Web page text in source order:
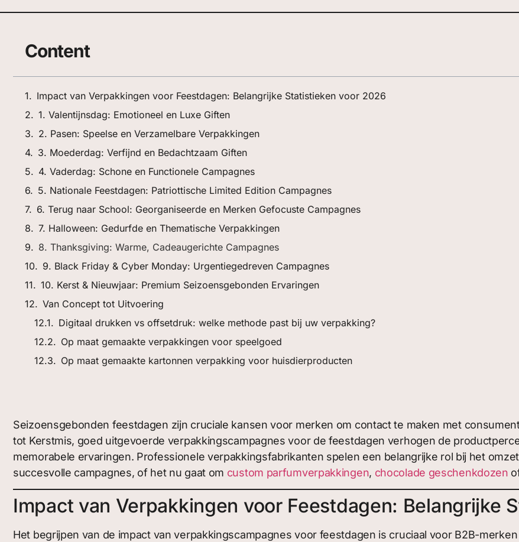
Content
Impact van Verpakkingen voor Feestdagen: Belangrijke Statistieken voor 2026
1. Valentijnsdag: Emotioneel en Luxe Giften
2. Pasen: Speelse en Verzamelbare Verpakkingen
3. Moederdag: Verfijnd en Bedachtzaam Giften
4. Vaderdag: Schone en Functionele Campagnes
5. Nationale Feestdagen: Patriottische Limited Edition Campagnes
6. Terug naar School: Georganiseerde en Merken Gefocuste Campagnes
7. Halloween: Gedurfde en Thematische Verpakkingen
8. Thanksgiving: Warme, Cadeaugerichte Campagnes
9. Black Friday & Cyber Monday: Urgentiegedreven Campagnes
10. Kerst & Nieuwjaar: Premium Seizoensgebonden Ervaringen
Van Concept tot Uitvoering
Digitaal drukken vs offsetdruk: welke methode past bij uw verpakking?
Op maat gemaakte verpakkingen voor speelgoed
Op maat gemaakte kartonnen verpakking voor huisdierproducten
Seizoensgebonden feestdagen zijn cruciale kansen voor merken om contact te maken met
tot Kerstmis, goed uitgevoerde verpakkingscampagnes voor de feestdagen verhogen de
memorabele ervaringen. Professionele verpakkingsfabrikanten spelen een belangrijke rol bij het
succesvolle campagnes, of het nu gaat om custom parfumverpakkingen, chocolade geschenkdozen
Impact van Verpakkingen voor Feestdagen: Belangrijke
Het begrijpen van de impact van verpakkingscampagnes voor feestdagen is cruciaal voor B2B-